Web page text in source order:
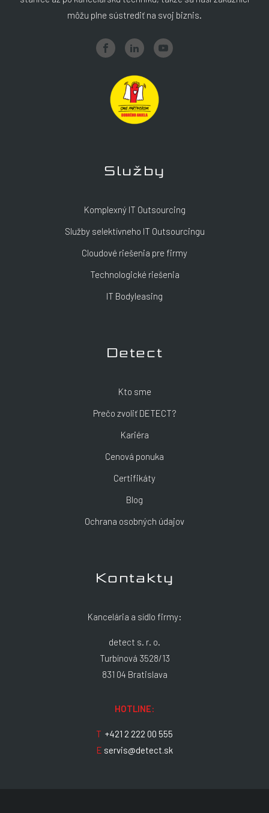
môžu plne sústrediť na svoj biznis.
Služby
Komplexný IT Outsourcing
Služby selektívneho IT Outsourcingu
Cloudové riešenia pre firmy
Technologické riešenia
IT Bodyleasing
Detect
Kto sme
Prečo zvoliť DETECT?
Kariéra
Cenová ponuka
Certifikáty
Blog
Ochrana osobných údajov
Kontakty
Kancelária a sídlo firmy:
detect s. r. o.
Turbínová 3528/13
831 04 Bratislava
HOTLINE:
T +421 2 222 00 555
E servis@detect.sk